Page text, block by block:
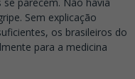
parecem. Não havia
Sem explicação
os brasileiros do
para a medicina